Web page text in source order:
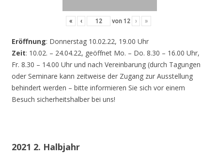
« ‹ von 12 › »
Eröffnung: Donnerstag 10.02.22, 19.00 Uhr
Zeit: 10.02. – 24.04.22, geöffnet Mo. – Do. 8.30 – 16.00 Uhr,
Fr. 8.30 – 14.00 Uhr und nach Vereinbarung (durch Tagungen
oder Seminare kann zeitweise der Zugang zur Ausstellung
behindert werden – bitte informieren Sie sich vor einem
Besuch sicherheitshalber bei uns!
2021 2. Halbjahr